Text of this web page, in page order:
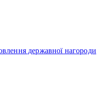
державної нагороди